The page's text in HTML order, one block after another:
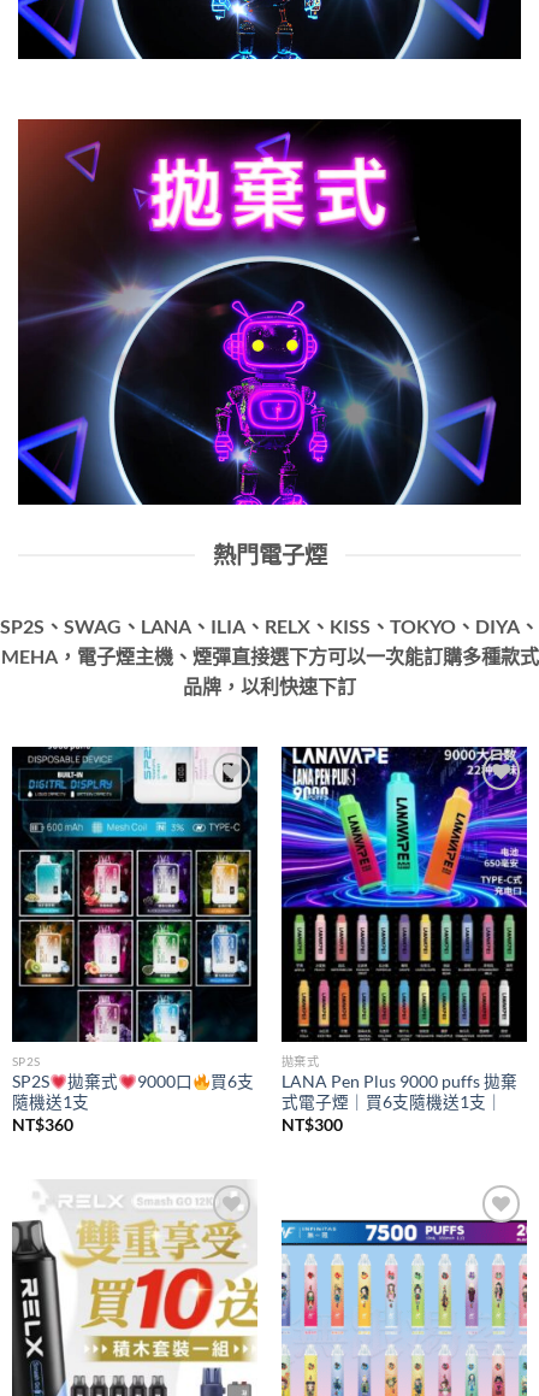
熱門電子煙
SP2S、SWAG、LANA、ILIA、RELX、KISS、TOKYO、DIYA、
MEHA，電子煙主機、煙彈直接選下方可以一次能訂購多種款式
品牌，以利快速下訂
Add to
wishlist
SP2S
SP2S 拋棄式 9000口
買6支
隨機送1支
NT$360
Add to
wishlist
拋棄式
LANA Pen Plus 9000 puffs 拋棄
式電子煙｜買6支隨機送1支｜
NT$300
Add to
wishlist
Add to
wishlist